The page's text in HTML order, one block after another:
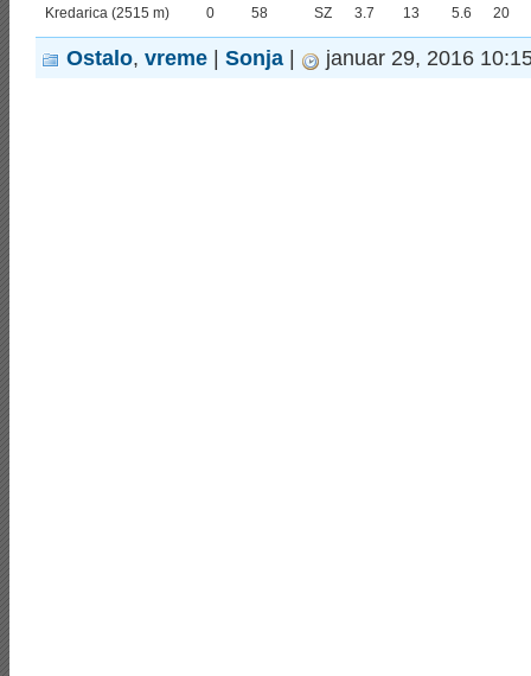
Kredarica (2515 m)
0 58 SZ 3.7 13 5.6 20
Ostalo, vreme Sonja januar 29, 2016